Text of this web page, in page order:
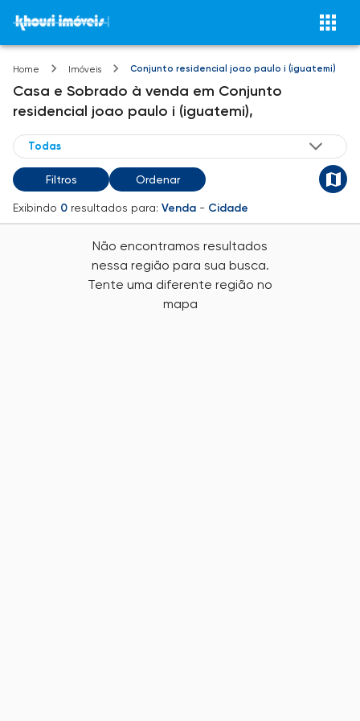
Home Imóveis Conjunto residencial joao paulo i (iguatemi)
Casa e Sobrado à venda em Conjunto
residencial joao paulo i (iguatemi),
Filtros Ordenar
Exibindo 0 resultados para: Venda - Cidade
Não encontramos resultados
nessa região para sua busca.
Tente uma diferente região no
mapa